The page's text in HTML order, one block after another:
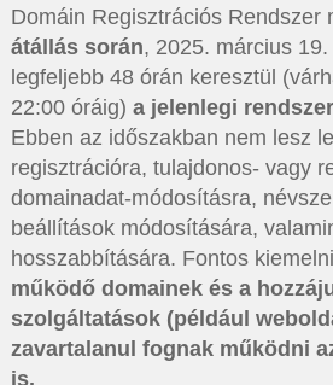
Domáin Regisztrációs Rendszer
átállás során, 2025. március 19.
legfeljebb 48 órán keresztül
22:00 óráig) a jelenlegi
Ebben az időszakban nem lesz
regisztrációra, tulajdonos- vagy
domainadat-módosításra,
beállítások módosítására,
hosszabbítására. Fontos
működő domainek és a
szolgáltatások (például
zavartalanul fognak működni
is.